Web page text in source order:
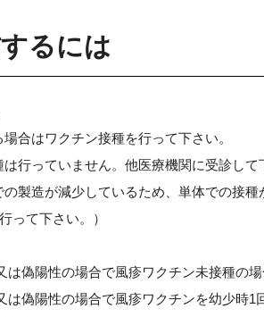
るには
はワクチン接種を行って下さい。
行っていません。他医療機関に受診して
製造が減少しているため、単体での接
って下さい。）
偽陽性の場合で風疹ワクチン未接種の場
偽陽性の場合で風疹ワクチンを幼少時1